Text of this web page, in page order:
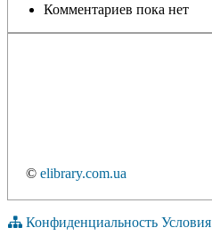
Комментариев пока нет
© elibrary.com.ua
Конфиденциальность Условия